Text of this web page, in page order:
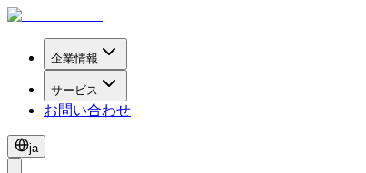
企業情報
サービス
お問い合わせ
ja